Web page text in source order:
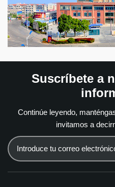
Empresa Nacional de Alta
de Tecnología Empresarial,
provinciales y nacionales.
Suscríbete a
Continúe leyendo,
invitamos a